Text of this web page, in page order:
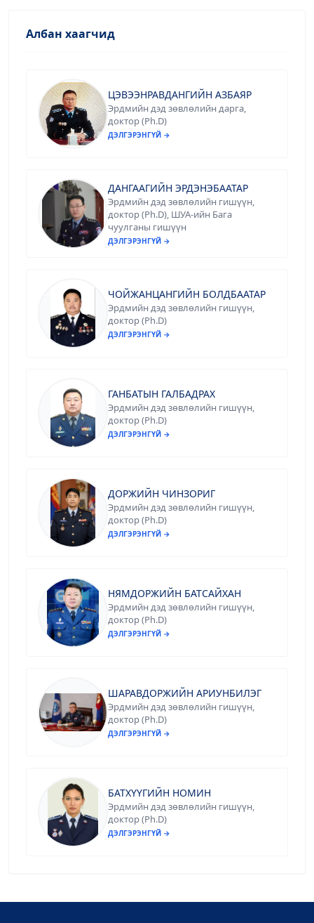
Албан хаагчид
ЦЭВЭЭНРАВДАНГИЙН АЗБАЯР
Эрдмийн дэд зөвлөлийн дарга,
доктор (Ph.D)
ДЭЛГЭРЭНГҮЙ →
ДАНГААГИЙН ЭРДЭНЭБААТАР
Эрдмийн дэд зөвлөлийн гишүүн,
доктор (Ph.D), ШУА-ийн Бага
чуулганы гишүүн
ДЭЛГЭРЭНГҮЙ →
ЧОЙЖАНЦАНГИЙН БОЛДБААТАР
Эрдмийн дэд зөвлөлийн гишүүн,
доктор (Ph.D)
ДЭЛГЭРЭНГҮЙ →
ГАНБАТЫН ГАЛБАДРАХ
Эрдмийн дэд зөвлөлийн гишүүн,
доктор (Ph.D)
ДЭЛГЭРЭНГҮЙ →
ДОРЖИЙН ЧИНЗОРИГ
Эрдмийн дэд зөвлөлийн гишүүн,
доктор (Ph.D)
ДЭЛГЭРЭНГҮЙ →
НЯМДОРЖИЙН БАТСАЙХАН
Эрдмийн дэд зөвлөлийн гишүүн,
доктор (Ph.D)
ДЭЛГЭРЭНГҮЙ →
ШАРАВДОРЖИЙН АРИУНБИЛЭГ
Эрдмийн дэд зөвлөлийн гишүүн,
доктор (Ph.D)
ДЭЛГЭРЭНГҮЙ →
БАТХҮҮГИЙН НОМИН
Эрдмийн дэд зөвлөлийн гишүүн,
доктор (Ph.D)
ДЭЛГЭРЭНГҮЙ →